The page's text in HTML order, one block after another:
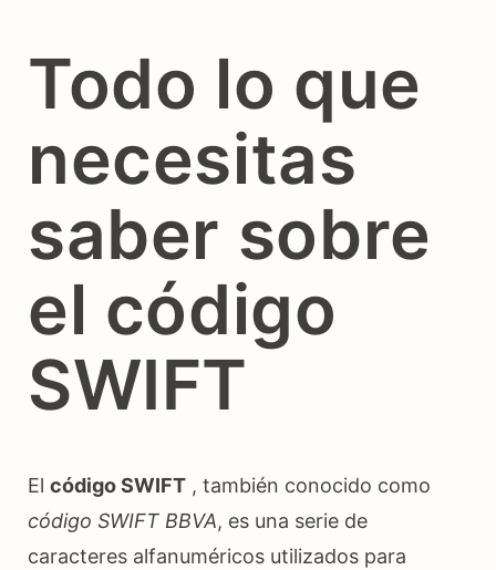
Todo lo que
necesitas
saber sobre
el código
SWIFT
El código SWIFT , también conocido como
código SWIFT BBVA, es una serie de
caracteres alfanuméricos utilizados para